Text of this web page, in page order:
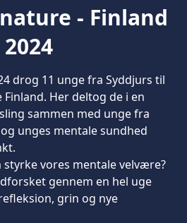
- Finland
2024
drog 11 unge fra Syddjurs til
Her deltog de i en
sammen med unge fra
unges mentale sundhed
vores mentale velvære?
gennem en hel uge
grin og nye